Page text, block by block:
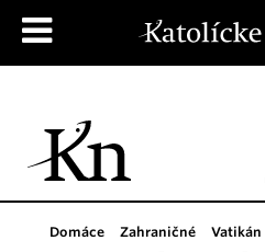
Domáce Zahraničné Vatikán